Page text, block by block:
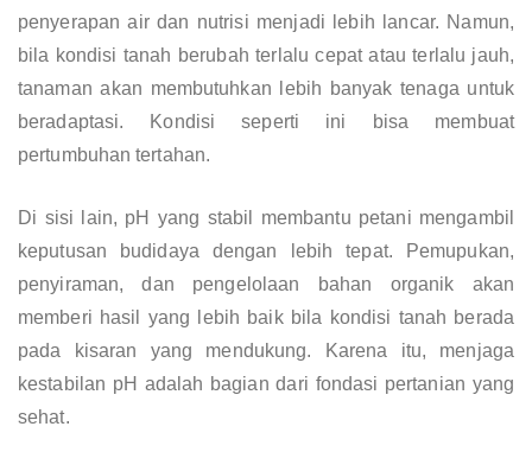
penyerapan air dan nutrisi menjadi lebih lancar. Namun,
bila kondisi tanah berubah terlalu cepat atau terlalu jauh,
tanaman akan membutuhkan lebih banyak tenaga untuk
beradaptasi. Kondisi seperti ini bisa membuat
pertumbuhan tertahan.
Di sisi lain, pH yang stabil membantu petani mengambil
keputusan budidaya dengan lebih tepat. Pemupukan,
penyiraman, dan pengelolaan bahan organik akan
memberi hasil yang lebih baik bila kondisi tanah berada
pada kisaran yang mendukung. Karena itu, menjaga
kestabilan pH adalah bagian dari fondasi pertanian yang
sehat.